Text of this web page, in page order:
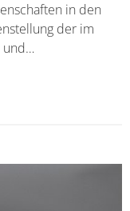
in den
der im
und…